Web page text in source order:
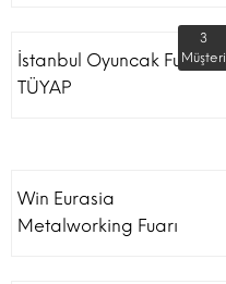
İstanbul Oyuncak Fuarı -
TÜYAP
3
Müşteri
Win Eurasia
Metalworking Fuarı